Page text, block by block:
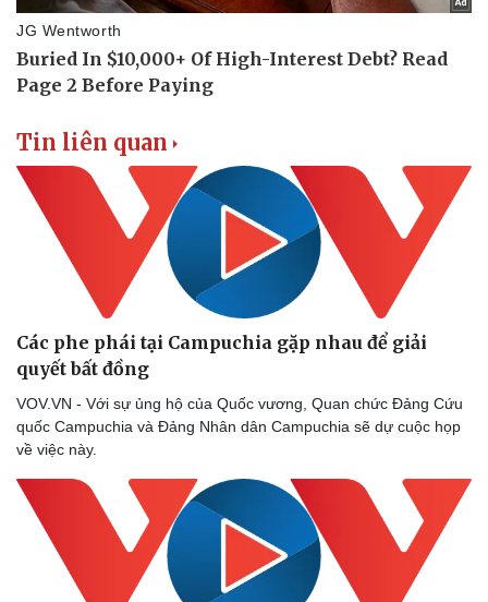
Tin liên quan
Các phe phái tại Campuchia gặp nhau để giải
quyết bất đồng
VOV.VN - Với sự ủng hộ của Quốc vương, Quan chức Đảng Cứu
quốc Campuchia và Đảng Nhân dân Campuchia sẽ dự cuộc họp
về việc này.